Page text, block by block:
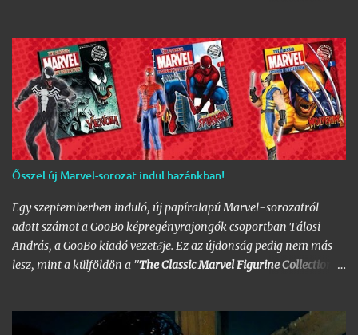
graffiti jam rajzaival!
Ősszel új Marvel-sorozat indul hazánkban!
Egy szeptemberben induló, új papíralapú Marvel-sorozatról
adott számot a GooBo képregényrajongók csoportban Tálosi
András, a GooBo kiadó vezetője. Ez az újdonság pedig nem más
lesz, mint a külföldön a "The Classic Marvel Figurine Collection
"
életpályájáról, egy róla mintázott ólomfigurával együtt.